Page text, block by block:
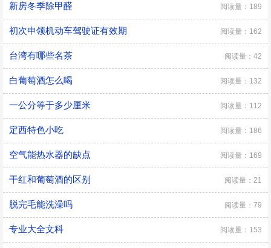
新房冬季除甲醛 阅读量：189
初次申领机动车驾驶证有效期 阅读量：162
台湾有哪些名茶 阅读量：42
白葡萄酒怎么喝 阅读量：132
一公分等于多少厘米 阅读量：112
定西特色小吃 阅读量：186
空气能热水器的缺点 阅读量：169
干红和葡萄酒的区别 阅读量：21
脱完毛能洗澡吗 阅读量：79
专业大全文科 阅读量：153